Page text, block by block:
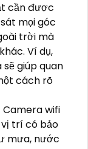
cần được
mọi góc
trời mà
Ví dụ,
giúp quan
cách rõ
Camera wifi
trí có bảo
mưa, nước